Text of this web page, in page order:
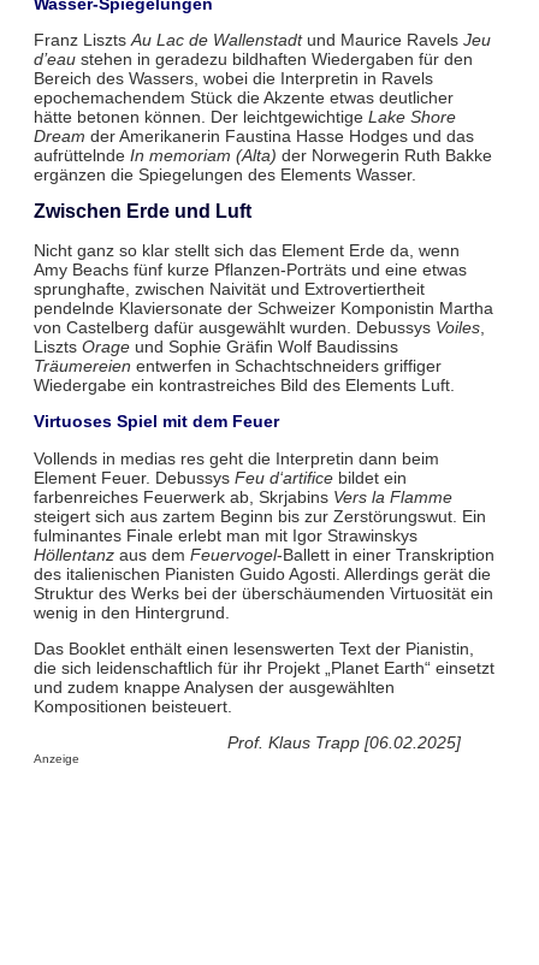
Franz Liszts Au Lac de Wallenstadtund Maurice Ravels Jeu
d’eaustehen in geradezu bildhaften Wiedergaben für den
Bereich des Wassers, wobei die Interpretin in Ravels
epochemachendem Stück die Akzente etwas deutlicher
hätte betonen können. Der leichtgewichtige Lake Shore
Dream der Amerikanerin Faustina Hasse Hodges und das
aufrüttelnde In memoriam (Alta) der Norwegerin Ruth Bakke
ergänzen die Spiegelungen des Elements Wasser.
Zwischen Erde und Luft
Nicht ganz so klar stellt sich das Element Erde da, wenn
Amy Beachs fünf kurze Pflanzen-Porträts und eine etwas
sprunghafte, zwischen Naivität und Extrovertiertheit
pendelnde Klaviersonate der Schweizer Komponistin Martha
von Castelberg dafür ausgewählt wurden. Debussys Voiles,
Liszts Orageund Sophie Gräfin Wolf Baudissins
Träumereien entwerfen in Schachtschneiders griffiger
Wiedergabe ein kontrastreiches Bild des Elements Luft.
Virtuoses Spiel mit dem Feuer
Vollends in medias res geht die Interpretin dann beim
Element Feuer. Debussys Feu d‘artificebildet ein
farbenreiches Feuerwerk ab, Skrjabins Vers la Flamme
steigert sich aus zartem Beginn bis zur Zerstörungswut. Ein
fulminantes Finale erlebt man mit Igor Strawinskys
Höllentanzaus dem Feuervogel-Ballett in einer Transkription
des italienischen Pianisten Guido Agosti. Allerdings gerät die
Struktur des Werks bei der überschäumenden Virtuosität ein
wenig in den Hintergrund.
Das Booklet enthält einen lesenswerten Text der Pianistin,
die sich leidenschaftlich für ihr Projekt „Planet Earth“ einsetzt
und zudem knappe Analysen der ausgewählten
Kompositionen beisteuert.
Prof. Klaus Trapp [06.02.2025]
Anzeige